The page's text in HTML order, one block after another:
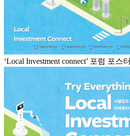
‘Local Investment connect’ 포럼 포스터